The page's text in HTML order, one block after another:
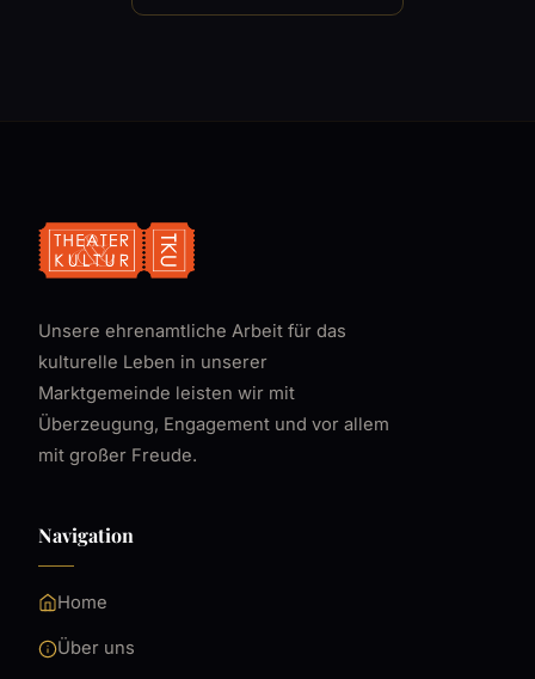
Unsere ehrenamtliche Arbeit für das
kulturelle Leben in unserer
Marktgemeinde leisten wir mit
Überzeugung, Engagement und vor allem
mit großer Freude.
Navigation
Home
Über uns